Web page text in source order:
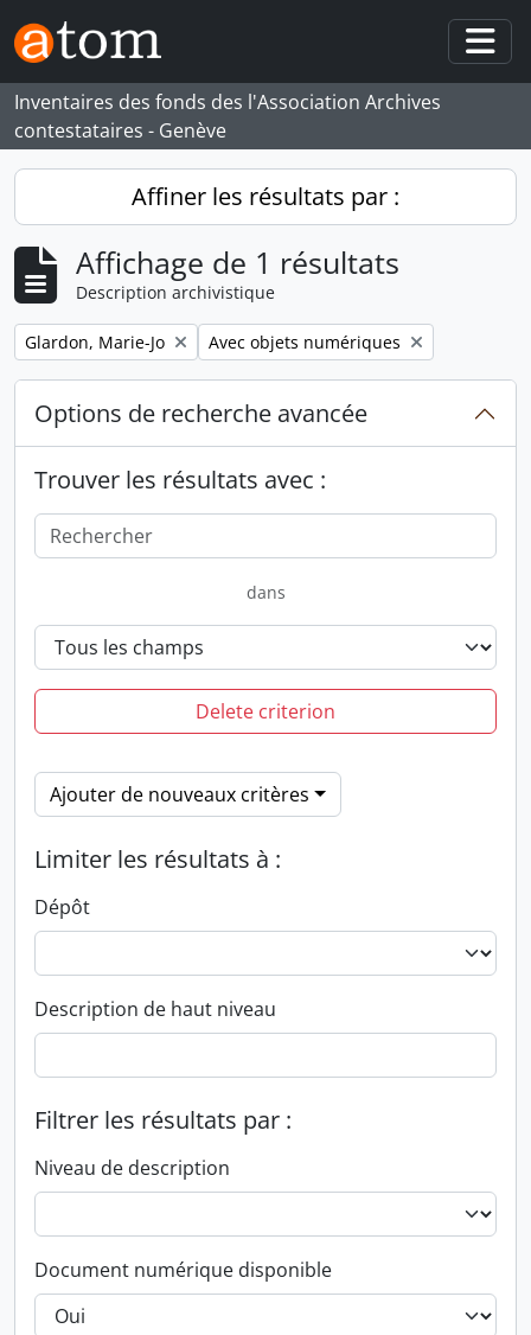
Skip to main content
Inventaires des fonds des l'Association Archives
contestataires - Genève
Affiner les résultats par :
Affichage de 1 résultats
Description archivistique
Remove filter:
Glardon, Marie-Jo Remove filter:
Avec objets numériques
Options de recherche avancée
Trouver les résultats avec :
dans
Delete criterion
Ajouter de nouveaux critères
Limiter les résultats à :
Dépôt
Description de haut niveau
Filtrer les résultats par :
Niveau de description
Document numérique disponible